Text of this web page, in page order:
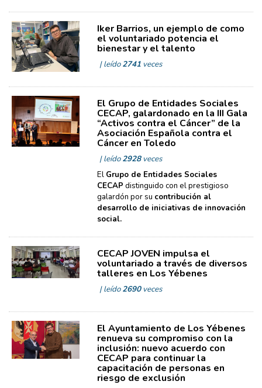
Iker Barrios, un ejemplo de como
el voluntariado potencia el
bienestar y el talento
| leído2741veces
El Grupo de Entidades Sociales
CECAP, galardonado en la III Gala
“Activos contra el Cáncer” de la
Asociación Española contra el
Cáncer en Toledo
| leído2928veces
El Grupo de Entidades Sociales
CECAP distinguido con el prestigioso
galardón por su contribución al
desarrollo de iniciativas de innovación
social.
CECAP JOVEN impulsa el
voluntariado a través de diversos
talleres en Los Yébenes
| leído2690veces
El Ayuntamiento de Los Yébenes
renueva su compromiso con la
inclusión: nuevo acuerdo con
CECAP para continuar la
capacitación de personas en
riesgo de exclusión